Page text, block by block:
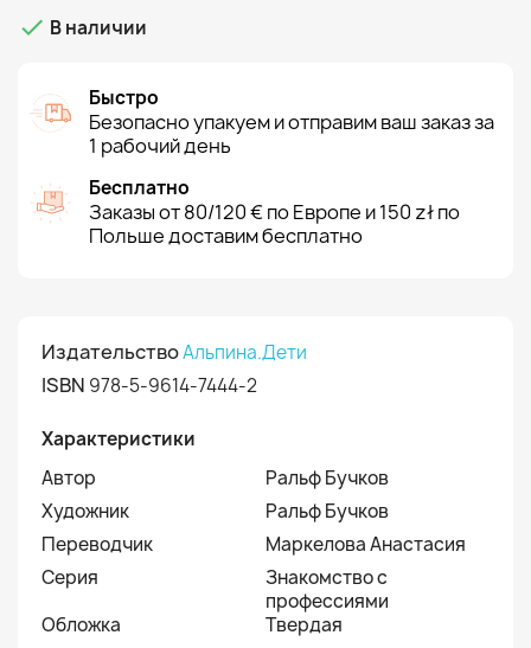
 В наличии
Быстро
Безопасно упакуем и отправим ваш заказ за
1 рабочий день
Бесплатно
Заказы от 80/120 € по Европе и 150 zł по
Польше доставим бесплатно
ИздательствоАльпина.Дети
ISBN 978-5-9614-7444-2
Характеристики
Автор
Ральф Бучков
Художник
Ральф Бучков
Переводчик
Маркелова Анастасия
Серия
Знакомство с
профессиями
Обложка
Твердая